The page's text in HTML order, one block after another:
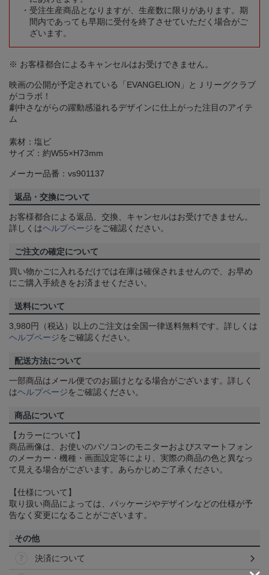
受注生産商品となりますが、生産数に限りがあります。期
間内であっても早期に受付を終了させていただく場合がご
ざいます。
※ お客様都合によるキャンセルはお受けできません。
映画の公開が予定されている「EVANGELION」とＪリーグクラブ
がコラボ！
劇中さながらの躍動感溢れるデザインに仕上がった注目のアイテ
ム
素材：塩ビ
サイズ：約W55×H73mm
メーカー品番：vs901137
返品・交換について
お客様都合による返品、交換、キャンセルはお受けできません。
詳しくはヘルプページをご確認ください。
ご注文の確定について
買い物かごに入れるだけでは在庫は確保されませんので、お早め
にご購入手続きをお済ませください。
送料について
3,980円（税込）以上のご注文は全国一律送料無料です。詳しくは
ヘルプページをご確認ください。
配送方法について
一部商品はメール便でのお届けとなる場合がございます。詳しく
はヘルプページをご確認ください。
商品について
【カラーについて】
商品画像は、お使いのパソコンのモニターおよびスマートフォン
のメーカー・機種・画面設定等により、実際の商品の色と異なっ
て見える場合がございます。あらかじめご了承ください。
【仕様について】
取り扱い商品によっては、パッケージやデザインなどの仕様が予
告なく変更になることがございます。
その他
決済について